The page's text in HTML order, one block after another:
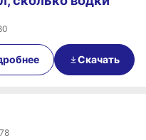
Скачать